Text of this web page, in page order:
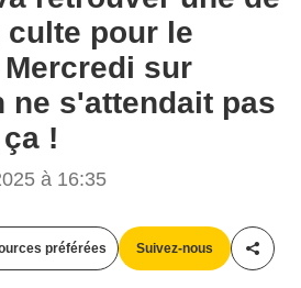
pour le
sur
ne s'attendait pas
!
à 16:35
préférées Suivez-nous